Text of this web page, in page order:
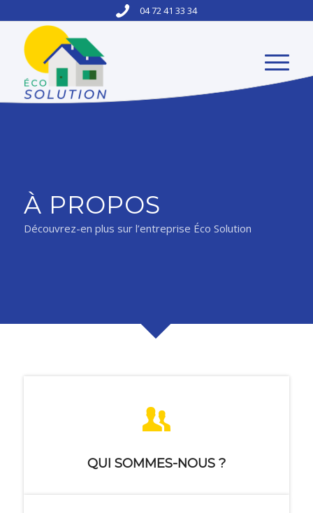
04 72 41 33 34
À PROPOS
Découvrez-en plus sur l’entreprise Éco Solution
QUI SOMMES-NOUS ?